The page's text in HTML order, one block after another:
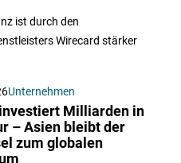
ist durch den
Wirecard stärker
Unternehmen
Milliarden in
– Asien bleibt der
zum globalen